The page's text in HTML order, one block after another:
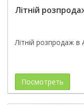
Літній
Літній розпродаж в
Посмотреть